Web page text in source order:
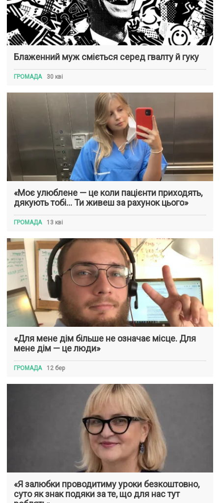
Блаженний муж сміється серед гвалту й гуку
ГРОМАДА 30 кві
«Моє улюблене — це коли пацієнти приходять,
дякують тобі… Ти живеш за рахунок цього»
ГРОМАДА 13 кві
«Для мене дім більше не означає місце. Для
мене дім — це люди»
ГРОМАДА 12 бер
«Я залюбки проводитиму уроки безкоштовно,
суто як знак подяки за те, що для нас тут